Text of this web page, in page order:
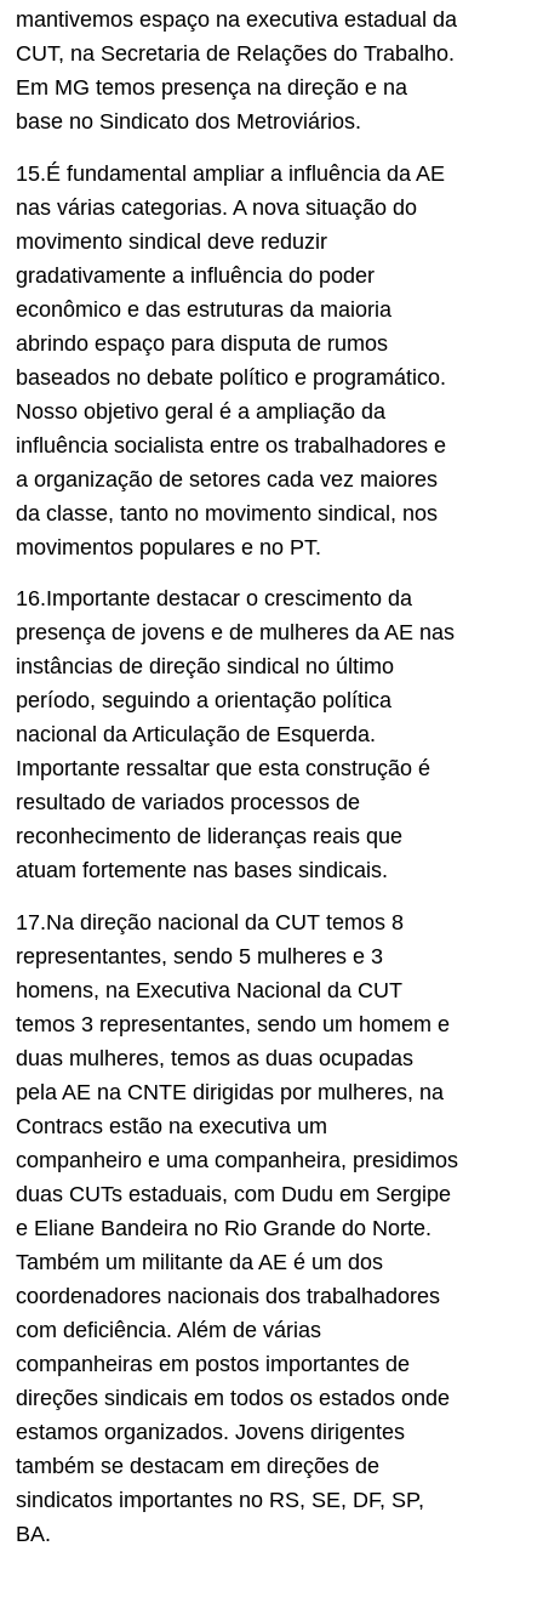
mantivemos espaço na executiva estadual da
CUT, na Secretaria de Relações do Trabalho.
Em MG temos presença na direção e na
base no Sindicato dos Metroviários.
15.É fundamental ampliar a influência da AE
nas várias categorias. A nova situação do
movimento sindical deve reduzir
gradativamente a influência do poder
econômico e das estruturas da maioria
abrindo espaço para disputa de rumos
baseados no debate político e programático.
Nosso objetivo geral é a ampliação da
influência socialista entre os trabalhadores e
a organização de setores cada vez maiores
da classe, tanto no movimento sindical, nos
movimentos populares e no PT.
16.Importante destacar o crescimento da
presença de jovens e de mulheres da AE nas
instâncias de direção sindical no último
período, seguindo a orientação política
nacional da Articulação de Esquerda.
Importante ressaltar que esta construção é
resultado de variados processos de
reconhecimento de lideranças reais que
atuam fortemente nas bases sindicais.
17.Na direção nacional da CUT temos 8
representantes, sendo 5 mulheres e 3
homens, na Executiva Nacional da CUT
temos 3 representantes, sendo um homem e
duas mulheres, temos as duas ocupadas
pela AE na CNTE dirigidas por mulheres, na
Contracs estão na executiva um
companheiro e uma companheira, presidimos
duas CUTs estaduais, com Dudu em Sergipe
e Eliane Bandeira no Rio Grande do Norte.
Também um militante da AE é um dos
coordenadores nacionais dos trabalhadores
com deficiência. Além de várias
companheiras em postos importantes de
direções sindicais em todos os estados onde
estamos organizados. Jovens dirigentes
também se destacam em direções de
sindicatos importantes no RS, SE, DF, SP,
BA.